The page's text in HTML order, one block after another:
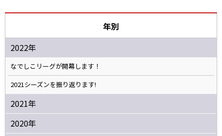
年別
2022年
なでしこリーグが開幕します！
2021シーズンを振り返ります!
2021年
2020年